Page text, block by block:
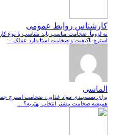
کارشناس روابط عمومی
نه لزوماً. ضخامت مناسب باید متناسب با نوع
استرچ باکیفیت و ضخامت استاندارد عملک ...
الماسی
برای بسته‌بندی مواد غذایی، ضخامت استرچ
همیشه ضخامت بیشتر انتخاب بهتریه؟ ...